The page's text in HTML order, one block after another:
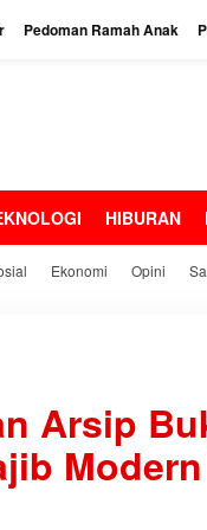
Pedoman Ramah Anak
HIBURAN
Ekonomi Opini
Arsip
Modern